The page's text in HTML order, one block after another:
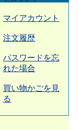
マイアカウント
注文履歴
パスワードを忘
れた場合
買い物かごを見
る